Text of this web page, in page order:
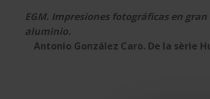
EGM. Impresiones fotográficas en
aluminio.
Antonio González Caro. De la sèrie